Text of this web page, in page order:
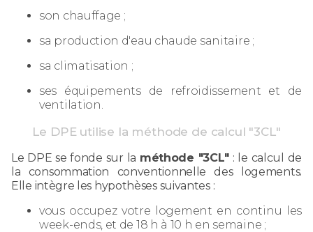
son chauffage ;
sa production d'eau chaude sanitaire ;
sa climatisation ;
ses équipements de refroidissement et de
ventilation.
Le DPE utilise la méthode de calcul "3CL"
Le DPE se fonde sur la méthode "3CL" : le calcul de
la consommation conventionnelle des logements.
Elle intègre les hypothèses suivantes :
vous occupez votre logement en continu les
week-ends, et de 18 h à 10 h en semaine ;